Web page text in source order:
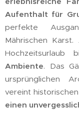
Aufenthalt für
perfekte
Mährischen
Ambiente. Das
ursprünglichen
vereint
einen